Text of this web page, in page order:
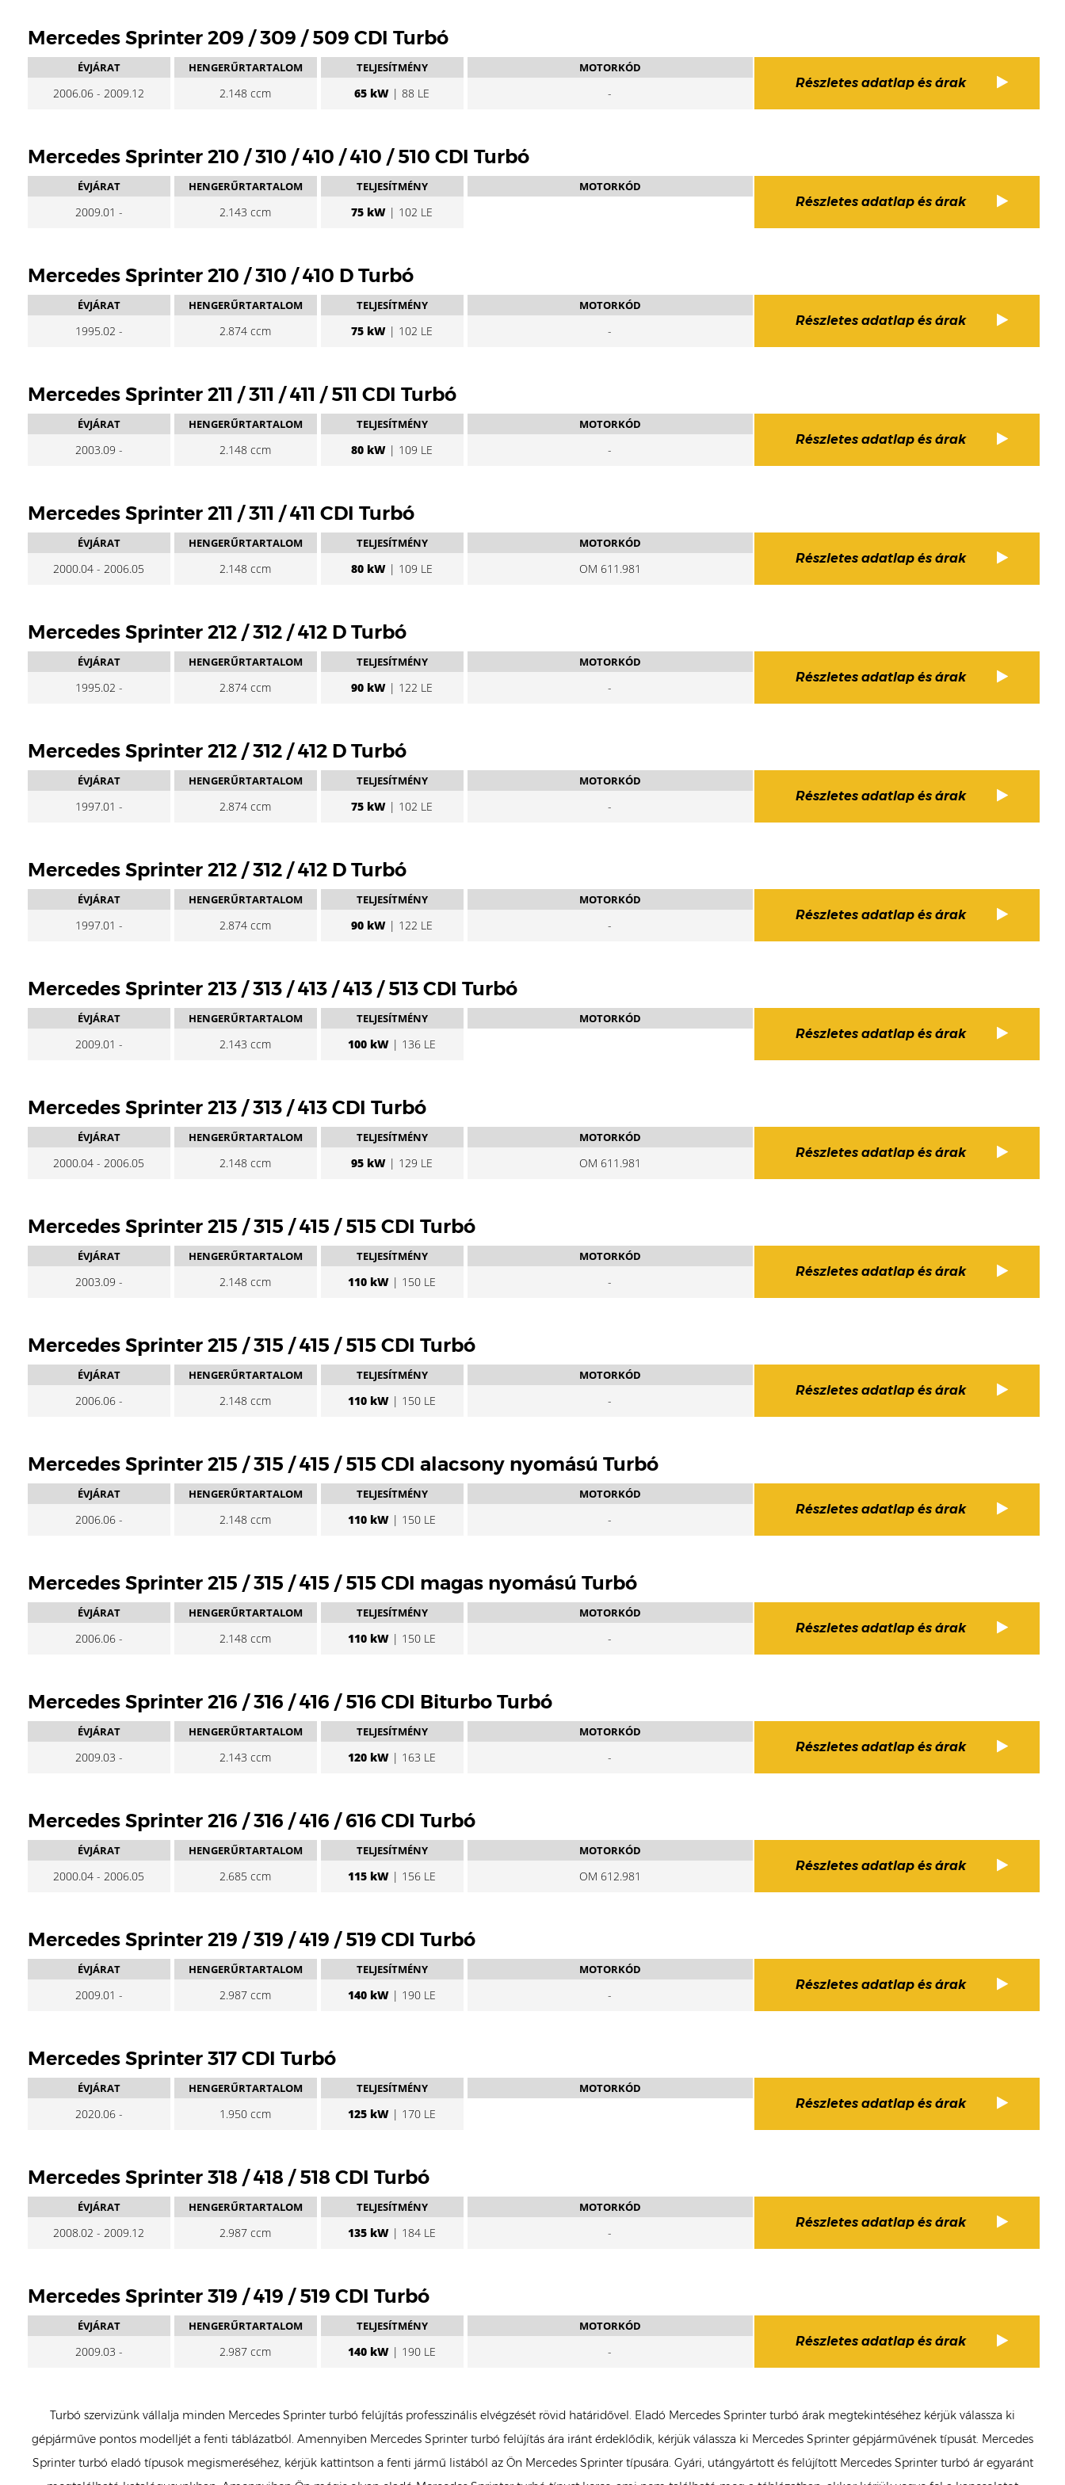
Mercedes Sprinter 209 / 309 / 509 CDI Turbó
ÉVJÁRAT
2006.06 - 2009.12
HENGERŰRTARTALOM
2.148 ccm
TELJESÍTMÉNY
65 kW | 88 LE
MOTORKÓD
-
Részletes adatlap és árak
Mercedes Sprinter 210 / 310 / 410 / 410 / 510 CDI Turbó
ÉVJÁRAT
2009.01 -
HENGERŰRTARTALOM
2.143 ccm
TELJESÍTMÉNY
75 kW | 102 LE
MOTORKÓD
Részletes adatlap és árak
Mercedes Sprinter 210 / 310 / 410 D Turbó
ÉVJÁRAT
1995.02 -
HENGERŰRTARTALOM
2.874 ccm
TELJESÍTMÉNY
75 kW | 102 LE
MOTORKÓD
-
Részletes adatlap és árak
Mercedes Sprinter 211 / 311 / 411 / 511 CDI Turbó
ÉVJÁRAT
2003.09 -
HENGERŰRTARTALOM
2.148 ccm
TELJESÍTMÉNY
80 kW | 109 LE
MOTORKÓD
-
Részletes adatlap és árak
Mercedes Sprinter 211 / 311 / 411 CDI Turbó
ÉVJÁRAT
2000.04 - 2006.05
HENGERŰRTARTALOM
2.148 ccm
TELJESÍTMÉNY
80 kW | 109 LE
MOTORKÓD
OM 611.981
Részletes adatlap és árak
Mercedes Sprinter 212 / 312 / 412 D Turbó
ÉVJÁRAT
1995.02 -
HENGERŰRTARTALOM
2.874 ccm
TELJESÍTMÉNY
90 kW | 122 LE
MOTORKÓD
-
Részletes adatlap és árak
Mercedes Sprinter 212 / 312 / 412 D Turbó
ÉVJÁRAT
1997.01 -
HENGERŰRTARTALOM
2.874 ccm
TELJESÍTMÉNY
75 kW | 102 LE
MOTORKÓD
-
Részletes adatlap és árak
Mercedes Sprinter 212 / 312 / 412 D Turbó
ÉVJÁRAT
1997.01 -
HENGERŰRTARTALOM
2.874 ccm
TELJESÍTMÉNY
90 kW | 122 LE
MOTORKÓD
-
Részletes adatlap és árak
Mercedes Sprinter 213 / 313 / 413 / 413 / 513 CDI Turbó
ÉVJÁRAT
2009.01 -
HENGERŰRTARTALOM
2.143 ccm
TELJESÍTMÉNY
100 kW | 136 LE
MOTORKÓD
Részletes adatlap és árak
Mercedes Sprinter 213 / 313 / 413 CDI Turbó
ÉVJÁRAT
2000.04 - 2006.05
HENGERŰRTARTALOM
2.148 ccm
TELJESÍTMÉNY
95 kW | 129 LE
MOTORKÓD
OM 611.981
Részletes adatlap és árak
Mercedes Sprinter 215 / 315 / 415 / 515 CDI Turbó
ÉVJÁRAT
2003.09 -
HENGERŰRTARTALOM
2.148 ccm
TELJESÍTMÉNY
110 kW | 150 LE
MOTORKÓD
-
Részletes adatlap és árak
Mercedes Sprinter 215 / 315 / 415 / 515 CDI Turbó
ÉVJÁRAT
2006.06 -
HENGERŰRTARTALOM
2.148 ccm
TELJESÍTMÉNY
110 kW | 150 LE
MOTORKÓD
-
Részletes adatlap és árak
Mercedes Sprinter 215 / 315 / 415 / 515 CDI alacsony nyomású Turbó
ÉVJÁRAT
2006.06 -
HENGERŰRTARTALOM
2.148 ccm
TELJESÍTMÉNY
110 kW | 150 LE
MOTORKÓD
-
Részletes adatlap és árak
Mercedes Sprinter 215 / 315 / 415 / 515 CDI magas nyomású Turbó
ÉVJÁRAT
2006.06 -
HENGERŰRTARTALOM
2.148 ccm
TELJESÍTMÉNY
110 kW | 150 LE
MOTORKÓD
-
Részletes adatlap és árak
Mercedes Sprinter 216 / 316 / 416 / 516 CDI Biturbo Turbó
ÉVJÁRAT
2009.03 -
HENGERŰRTARTALOM
2.143 ccm
TELJESÍTMÉNY
120 kW | 163 LE
MOTORKÓD
-
Részletes adatlap és árak
Mercedes Sprinter 216 / 316 / 416 / 616 CDI Turbó
ÉVJÁRAT
2000.04 - 2006.05
HENGERŰRTARTALOM
2.685 ccm
TELJESÍTMÉNY
115 kW | 156 LE
MOTORKÓD
OM 612.981
Részletes adatlap és árak
Mercedes Sprinter 219 / 319 / 419 / 519 CDI Turbó
ÉVJÁRAT
2009.01 -
HENGERŰRTARTALOM
2.987 ccm
TELJESÍTMÉNY
140 kW | 190 LE
MOTORKÓD
-
Részletes adatlap és árak
Mercedes Sprinter 317 CDI Turbó
ÉVJÁRAT
2020.06 -
HENGERŰRTARTALOM
1.950 ccm
TELJESÍTMÉNY
125 kW | 170 LE
MOTORKÓD
Részletes adatlap és árak
Mercedes Sprinter 318 / 418 / 518 CDI Turbó
ÉVJÁRAT
2008.02 - 2009.12
HENGERŰRTARTALOM
2.987 ccm
TELJESÍTMÉNY
135 kW | 184 LE
MOTORKÓD
-
Részletes adatlap és árak
Mercedes Sprinter 319 / 419 / 519 CDI Turbó
ÉVJÁRAT
2009.03 -
HENGERŰRTARTALOM
2.987 ccm
TELJESÍTMÉNY
140 kW | 190 LE
MOTORKÓD
-
Részletes adatlap és árak
Turbó szervizünk vállalja minden Mercedes Sprinter turbó felújítás professzinális elvégzését rövid határidővel. Eladó Mercedes Sprinter turbó árak megtekintéséhez kérjük válassza ki
gépjárműve pontos modelljét a fenti táblázatból. Amennyiben Mercedes Sprinter turbó felújítás ára iránt érdeklődik, kérjük válassza ki Mercedes Sprinter gépjárművének típusát. Mercedes
Sprinter turbó eladó típusok megismeréséhez, kérjük kattintson a fenti jármű listából az Ön Mercedes Sprinter típusára. Gyári, utángyártott és felújított Mercedes Sprinter turbó ár egyaránt